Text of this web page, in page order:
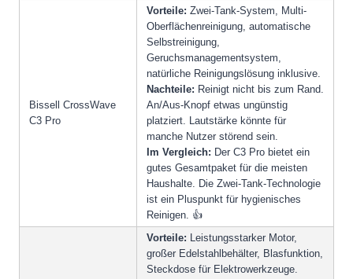
Bissell CrossWave
C3 Pro
Vorteile: Zwei-Tank-System, Multi-
Oberflächenreinigung, automatische
Selbstreinigung,
Geruchsmanagementsystem,
natürliche Reinigungslösung inklusive.
Nachteile: Reinigt nicht bis zum Rand.
An/Aus-Knopf etwas ungünstig
platziert. Lautstärke könnte für
manche Nutzer störend sein.
Im Vergleich: Der C3 Pro bietet ein
gutes Gesamtpaket für die meisten
Haushalte. Die Zwei-Tank-Technologie
ist ein Pluspunkt für hygienisches
Reinigen. 👍
Vorteile: Leistungsstarker Motor,
großer Edelstahlbehälter, Blasfunktion,
Steckdose für Elektrowerkzeuge.